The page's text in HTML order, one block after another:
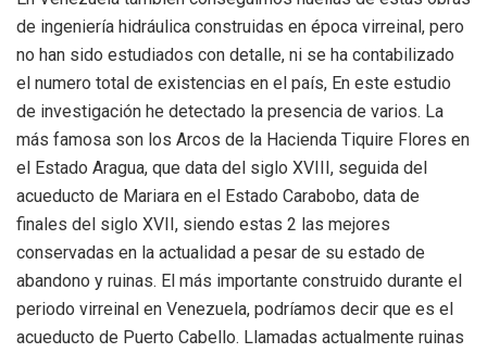
de ingeniería hidráulica construidas en época virreinal, pero
no han sido estudiados con detalle, ni se ha contabilizado
el numero total de existencias en el país, En este estudio
de investigación he detectado la presencia de varios. La
más famosa son los Arcos de la Hacienda Tiquire Flores en
el Estado Aragua, que data del siglo XVIII, seguida del
acueducto de Mariara en el Estado Carabobo, data de
finales del siglo XVII, siendo estas 2 las mejores
conservadas en la actualidad a pesar de su estado de
abandono y ruinas. El más importante construido durante el
periodo virreinal en Venezuela, podríamos decir que es el
acueducto de Puerto Cabello. Llamadas actualmente ruinas